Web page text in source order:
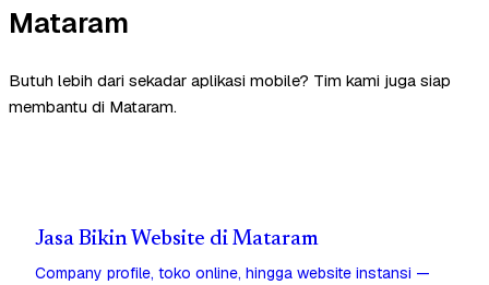
Mataram
Butuh lebih dari sekadar aplikasi mobile? Tim kami juga siap
membantu di Mataram.
Jasa Bikin Website di Mataram
Company profile, toko online, hingga website instansi —